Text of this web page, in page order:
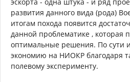
развития данного вида (рода)
итогам похода появится
данной проблематике , которая
оптимальные решения. По сути
экономию на НИОКР благодаря
полевому эксперименту.